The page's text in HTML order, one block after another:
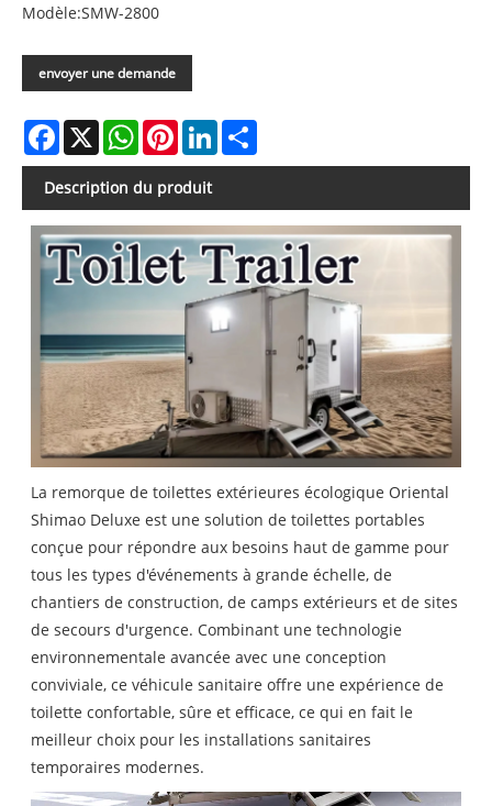
Modèle:SMW-2800
envoyer une demande
Facebook
X WhatsAppPinterestLinkedIn
Description du produit
La remorque de toilettes extérieures écologique Oriental
Shimao Deluxe est une solution de toilettes portables
conçue pour répondre aux besoins haut de gamme pour
tous les types d'événements à grande échelle, de
chantiers de construction, de camps extérieurs et de sites
de secours d'urgence. Combinant une technologie
environnementale avancée avec une conception
conviviale, ce véhicule sanitaire offre une expérience de
toilette confortable, sûre et efficace, ce qui en fait le
meilleur choix pour les installations sanitaires
temporaires modernes.